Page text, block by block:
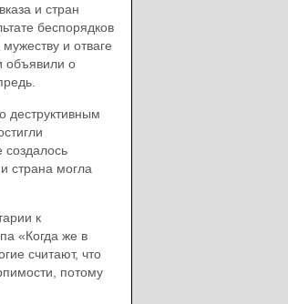
и стран
беспорядков
и отваге
объявили о
деструктивным
страна могла
к
«Когда же в
считают, что
потому